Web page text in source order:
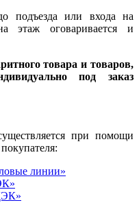
подъезда или входа на
этаж оговаривается и
товара и товаров,
под заказ
при помощи
линии»